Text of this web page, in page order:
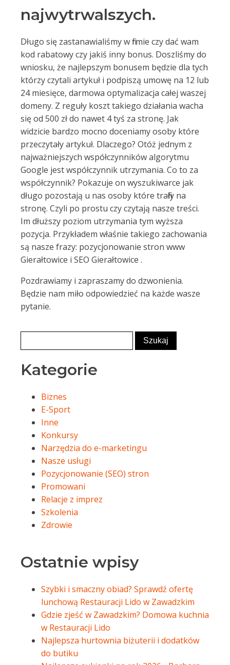
najwytrwalszych.
Długo się zastanawialiśmy w firmie czy dać wam
kod rabatowy czy jakiś inny bonus. Doszliśmy do
wniosku, że najlepszym bonusem będzie dla tych
którzy czytali artykuł i podpiszą umowę na 12 lub
24 miesięce, darmowa optymalizacja całej waszej
domeny. Z reguły koszt takiego działania wacha
się od 500 zł do nawet 4 tyś za stronę. Jak
widzicie bardzo mocno doceniamy osoby które
przeczytały artykuł. Dlaczego? Otóż jednym z
najważniejszych współczynników algorytmu
Google jest współczynnik utrzymania. Co to za
współczynnik? Pokazuje on wyszukiwarce jak
długo pozostają u nas osoby które trafiły na
stronę. Czyli po prostu czy czytają nasze treści.
Im dłuższy poziom utrzymania tym wyższa
pozycja. Przykładem właśnie takiego zachowania
są nasze frazy: pozycjonowanie stron www
Gierałtowice i SEO Gierałtowice .
Pozdrawiamy i zapraszamy do dzwonienia.
Będzie nam miło odpowiedzieć na każde wasze
pytanie.
Kategorie
Biznes
E-Sport
Inne
Konkursy
Narzędzia do e-marketingu
Nasze usługi
Pozycjonowanie (SEO) stron
Promowani
Relacje z imprez
Szkolenia
Zdrowie
Ostatnie wpisy
Szybki i smaczny obiad? Sprawdź ofertę
lunchową Restauracji Lido w Zawadzkim
Gdzie zjeść w Zawadzkim? Domowa kuchnia
w Restauracji Lido
Najlepsza hurtownia biżuterii i dodatków
do butiku